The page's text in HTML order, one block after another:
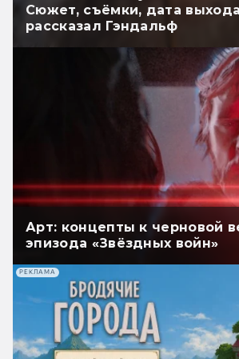
Сюжет, съёмки, дата
рассказал Гэндальф
Арт: концепты к черновой
эпизода «Звёздных войн»
РЕКЛАМА